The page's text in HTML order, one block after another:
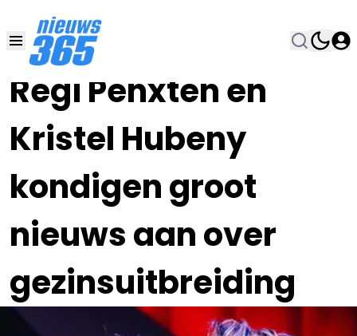
Regi Penxten en
Kristel Hubeny
kondigen groot
nieuws aan over
gezinsuitbreiding
12 FEB 2024, 10:00